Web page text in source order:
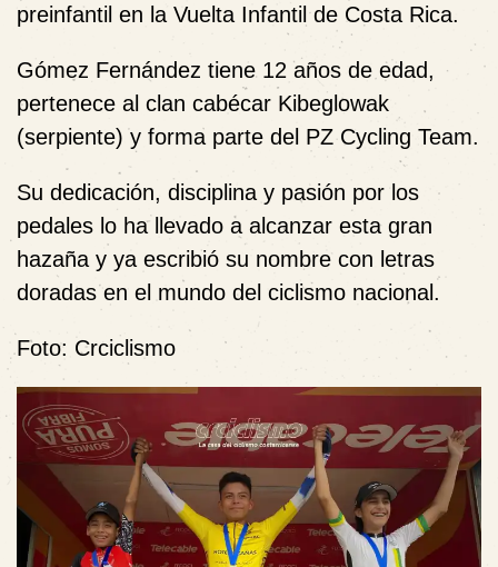
preinfantil en la Vuelta Infantil de Costa Rica.
Gómez Fernández tiene 12 años de edad,
pertenece al clan cabécar Kibeglowak
(serpiente) y forma parte del PZ Cycling Team.
Su dedicación, disciplina y pasión por los
pedales lo ha llevado a alcanzar esta gran
hazaña y ya escribió su nombre con letras
doradas en el mundo del ciclismo nacional.
Foto: Crciclismo